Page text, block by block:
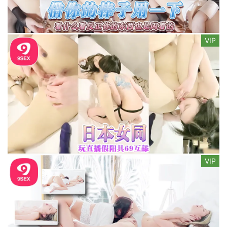
VIP
VIP